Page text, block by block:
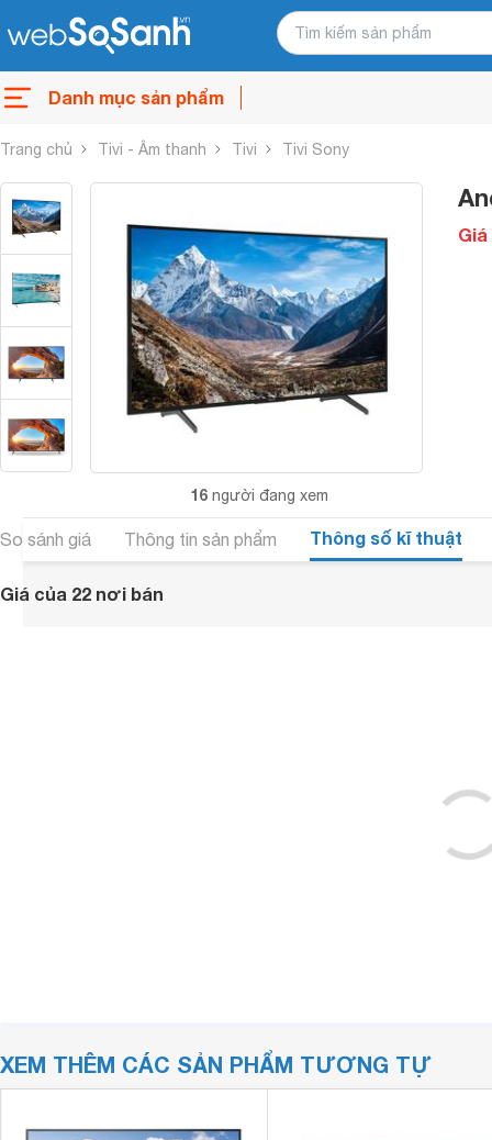
Danh mục sản phẩm
Trang chủ Tivi - Âm thanh Tivi Tivi Sony
16 người đang xem
Giá
So sánh giá Thông tin sản phẩm Thông số kĩ thuật
Giá của 22 nơi bán
XEM THÊM CÁC SẢN PHẨM TƯƠNG TỰ